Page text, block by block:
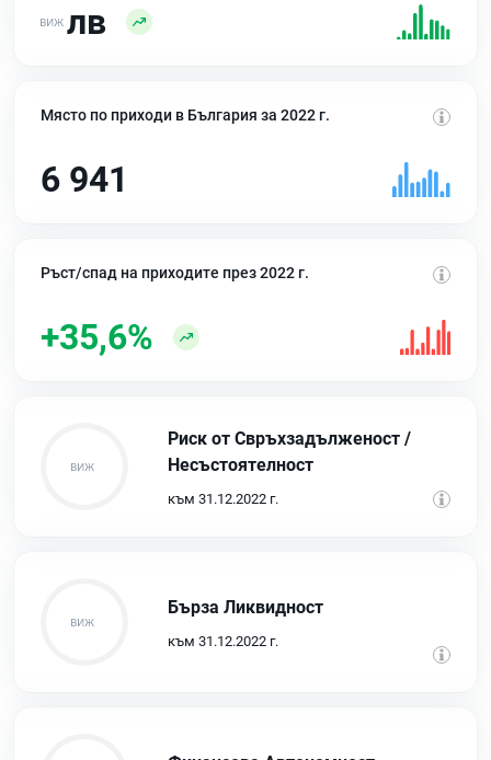
лв
Място по приходи в България за 2022 г.
6 941
Ръст/спад на приходите през 2022 г.
+35,6%
Риск от Свръхзадълженост /
Несъстоятелност
към 31.12.2022 г.
Бърза Ликвидност
към 31.12.2022 г.